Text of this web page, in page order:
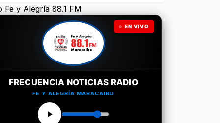
Fe y Alegría 88.1 FM
EN VIVO
FRECUENCIA NOTICIAS RADIO
FE Y ALEGRÍA MARACAIBO